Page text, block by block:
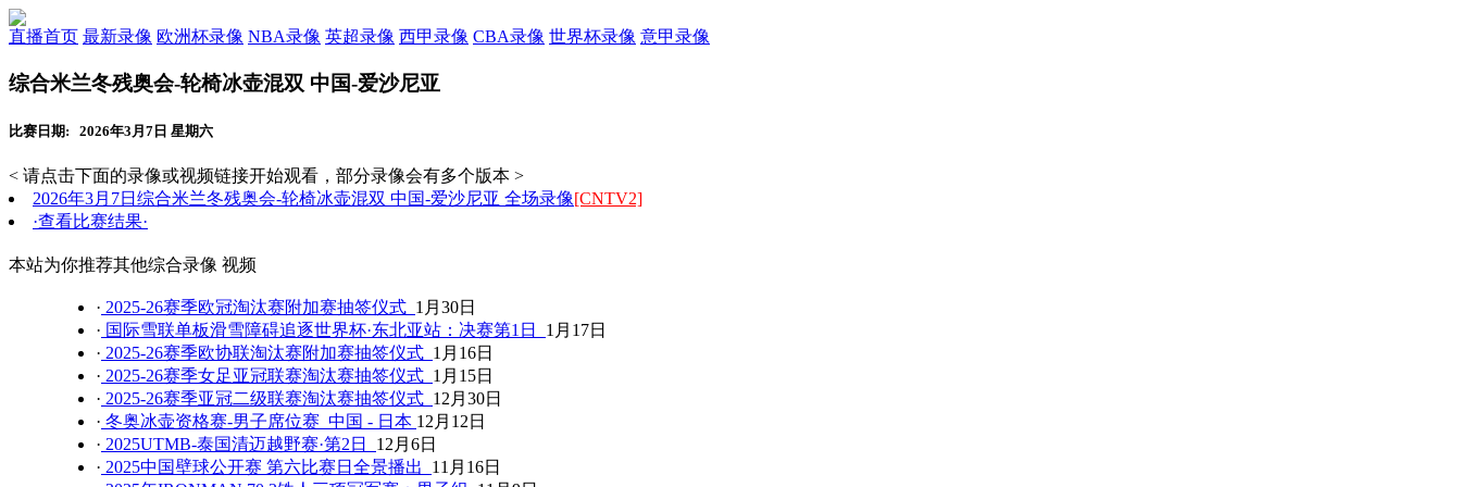
直播首页 最新录像 欧洲杯录像 NBA录像 英超录像 西甲录像 CBA录像 世界杯录像 意甲录像
综合米兰冬残奥会-轮椅冰壶混双 中国-爱沙尼亚
比赛日期: 2026年3月7日 星期六
< 请点击下面的录像或视频链接开始观看，部分录像会有多个版本 >
2026年3月7日综合米兰冬残奥会-轮椅冰壶混双 中国-爱沙尼亚 全场录像[CNTV2]
·查看比赛结果·
本站为你推荐其他综合录像 视频
· 2025-26赛季欧冠淘汰赛附加赛抽签仪式 1月30日
· 国际雪联单板滑雪障碍追逐世界杯·东北亚站：决赛第1日 1月17日
· 2025-26赛季欧协联淘汰赛附加赛抽签仪式 1月16日
· 2025-26赛季女足亚冠联赛淘汰赛抽签仪式 1月15日
· 2025-26赛季亚冠二级联赛淘汰赛抽签仪式 12月30日
· 冬奥冰壶资格赛-男子席位赛 中国 - 日本 12月12日
· 2025UTMB-泰国清迈越野赛·第2日 12月6日
· 2025中国壁球公开赛 第六比赛日全景播出 11月16日